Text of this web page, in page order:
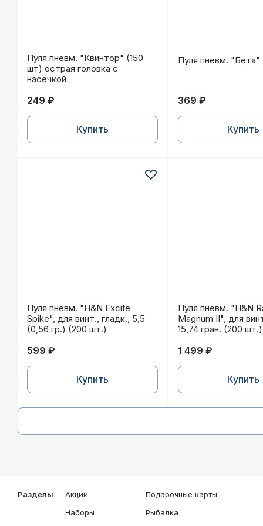
Пуля пневм. "Квинтор" (150 шт) острая головка
Пуля пневм. "Квинтор" (150
шт) острая головка с
насечкой
249 ₽
Купить
Пуля пневм.
Пуля пневм.
369 ₽
Купить
Пуля пневм. "H&N Excite Spike", для винт.,
Пуля пневм. "H&N Excite
Spike", для винт., гладк., 5,5
(0,56 гр.) (200 шт.)
599 ₽
Купить
Пуля пневм.
Пуля пневм. "H&N
Magnum II", для
15,74 гран. (200 шт.)
1 499 ₽
Купить
Разделы
Акции
Наборы
Подарочные карты
Рыбалка